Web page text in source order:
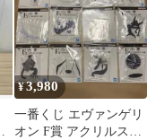
¥3,980
一番くじ エヴァンゲリ
オン F賞 アクリルスタ